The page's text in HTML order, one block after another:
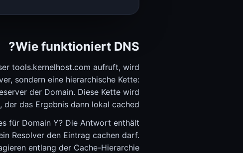
UUID Generator (v4، v7، ULID، NanoID)
حالة TeamSpeak
Wie funktioniert DNS?
tools.kernelhost.com aufruft, wird
sondern eine hierarchische Kette:
der Domain. Diese Kette wird
das Ergebnis dann lokal cached.
für Domain Y? Die Antwort enthält
Resolver den Eintrag cachen darf.
entlang der Cache-Hierarchie.